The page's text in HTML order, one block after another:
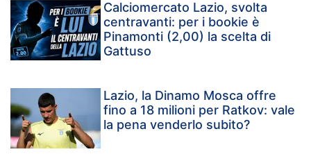
Calciomercato Lazio, svolta
centravanti: per i bookie è
Pinamonti (2,00) la scelta di
Gattuso
Lazio, la Dinamo Mosca offre
fino a 18 milioni per Ratkov: vale
la pena venderlo subito?